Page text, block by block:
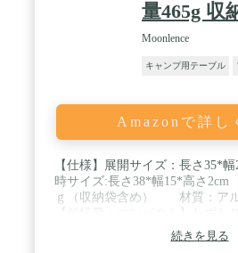
量465g 収
Moonlence
キャンプ用テーブル
Amazonで詳し
【仕様】展開サイズ：長さ35*
時サイズ:長さ38*幅15*高
ｇ（収納袋含め） 材質：ア
然荷物になりません。持ち運び
程コンパクトさは、ツーリング
続きを見る